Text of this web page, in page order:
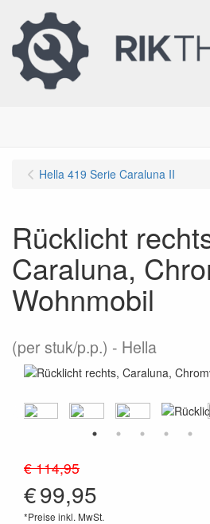
Hella 419 Serie Caraluna II
Rücklicht
Caraluna,
Wohnmobil
(per stuk/p.p.) Hella
€ 114,95
€99,95
*Preise inkl. MwSt.